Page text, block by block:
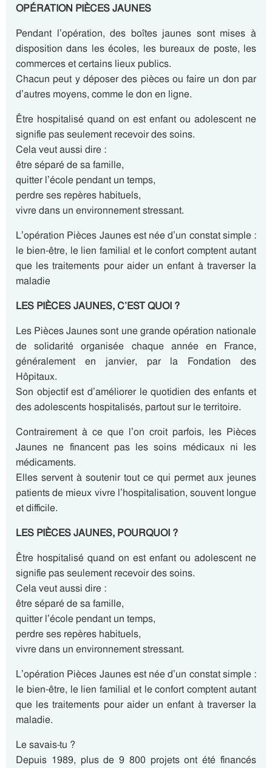
OPÉRATION PIÈCES JAUNES
Pendant l’opération, des boîtes jaunes sont mises à
disposition dans les écoles, les bureaux de poste, les
commerces et certains lieux publics.
Chacun peut y déposer des pièces ou faire un don par
d’autres moyens, comme le don en ligne.
Être hospitalisé quand on est enfant ou adolescent ne
signifie pas seulement recevoir des soins.
Cela veut aussi dire :
être séparé de sa famille,
quitter l’école pendant un temps,
perdre ses repères habituels,
vivre dans un environnement stressant.
L’opération Pièces Jaunes est née d’un constat simple :
le bien-être, le lien familial et le confort comptent autant
que les traitements pour aider un enfant à traverser la
maladie
LES PIÈCES JAUNES, C’EST QUOI ?
Les Pièces Jaunes sont une grande opération nationale
de solidarité organisée chaque année en France,
généralement en janvier, par la Fondation des
Hôpitaux.
Son objectif est d’améliorer le quotidien des enfants et
des adolescents hospitalisés, partout sur le territoire.
Contrairement à ce que l’on croit parfois, les Pièces
Jaunes ne financent pas les soins médicaux ni les
médicaments.
Elles servent à soutenir tout ce qui permet aux jeunes
patients de mieux vivre l’hospitalisation, souvent longue
et difficile.
LES PIÈCES JAUNES, POURQUOI ?
Être hospitalisé quand on est enfant ou adolescent ne
signifie pas seulement recevoir des soins.
Cela veut aussi dire :
être séparé de sa famille,
quitter l’école pendant un temps,
perdre ses repères habituels,
vivre dans un environnement stressant.
L’opération Pièces Jaunes est née d’un constat simple :
le bien-être, le lien familial et le confort comptent autant
que les traitements pour aider un enfant à traverser la
maladie.
Le savais-tu ?
Depuis 1989, plus de 9 800 projets ont été financés